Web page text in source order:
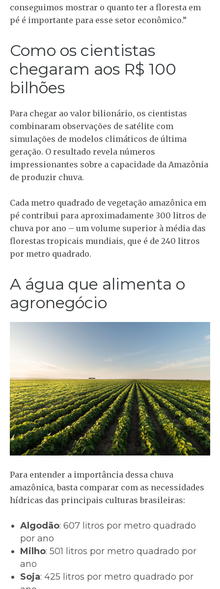
conseguimos mostrar o quanto ter a floresta em
pé é importante para esse setor econômico.”
Como os cientistas
chegaram aos R$ 100
bilhões
Para chegar ao valor bilionário, os cientistas
combinaram observações de satélite com
simulações de modelos climáticos de última
geração. O resultado revela números
impressionantes sobre a capacidade da Amazônia
de produzir chuva.
Cada metro quadrado de vegetação amazônica em
pé contribui para aproximadamente 300 litros de
chuva por ano – um volume superior à média das
florestas tropicais mundiais, que é de 240 litros
por metro quadrado.
A água que alimenta o
agronegócio
Para entender a importância dessa chuva
amazônica, basta comparar com as necessidades
hídricas das principais culturas brasileiras:
Algodão: 607 litros por metro quadrado
por ano
Milho: 501 litros por metro quadrado por
ano
Soja: 425 litros por metro quadrado por